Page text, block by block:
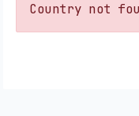
Country not